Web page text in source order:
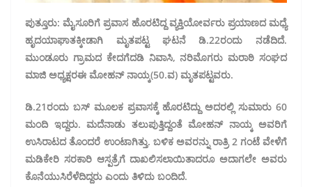
ಪುತ್ತೂರು: ಮೈಸೂರಿಗೆ ಪ್ರವಾಸ ಹೊರಟಿದ್ದ ವ್ಯಕ್ತಿಯೋರ್ವರು ಪ್ರಯಾಣದ ಮಧ್ಯೆ
ಹೃದಯಾಘಾತಕ್ಕೀಡಾಗಿ ಮೃತಪಟ್ಟ ಘಟನೆ ಡಿ.22ರಂದು ನಡೆದಿದೆ.
ಮುಂಡೂರು ಗ್ರಾಮದ ಕೇದಗೆದಡಿ ನಿವಾಸಿ, ನರಿಮೊಗರು ಮರಾಠಿ ಸಂಘದ
ಮಾಜಿ ಅಧ್ಯಕ್ಷರಈ ಮೋಹನ್ ನಾಯ್ಕ(50.ವ) ಮೃತಪಟ್ಟವರು.
ಡಿ.21ರಂದು ಬಸ್ ಮೂಲಕ ಪ್ರವಾಸಕ್ಕೆ ಹೊರಟಿದ್ದು ಅದರಲ್ಲಿ ಸುಮಾರು 60
ಮಂದಿ ಇದ್ದರು. ಮದೆನಾಡು ತಲುಪುತ್ತಿದ್ದಂತೆ ಮೋಹನ್ ನಾಯ್ಕ ಅವರಿಗೆ
ಉಸಿರಾಟದ ತೊಂದರೆ ಉಂಟಾಗಿತ್ತು. ಬಳಿಕ ಅವರನ್ನು ರಾತ್ರಿ 2 ಗಂಟೆ ವೇಳೆಗೆ
ಮಡಿಕೇರಿ ಸರಕಾರಿ ಆಸ್ಪತ್ರೆಗೆ ದಾಖಲಿಸಲಾಯಿತಾದರೂ ಅದಾಗಲೇ ಅವರು
ಕೊನೆಯುಸಿರೆಳೆದಿದ್ದರು ಎಂದು ತಿಳಿದು ಬಂದಿದೆ.